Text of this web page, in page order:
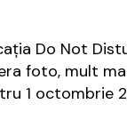
Do Not
foto, mult
1 octombrie